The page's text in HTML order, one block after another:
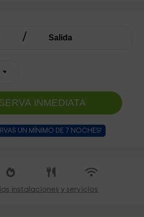
INMEDIATA
UN MÍNIMO DE 7 NOCHES!
instalaciones y servicios